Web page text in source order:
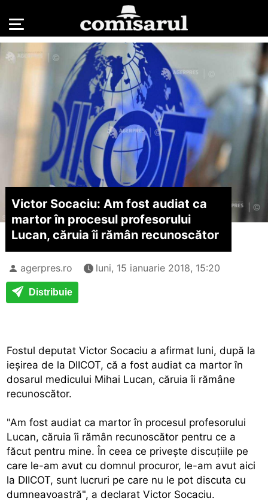
Victor Socaciu: Am fost audiat ca
martor în procesul profesorului
Lucan, căruia îi rămân recunoscător
agerpres.ro luni, 15 ianuarie 2018, 15:20
Distribuie
Fostul deputat Victor Socaciu a afirmat luni, după la
ieşirea de la DIICOT, că a fost audiat ca martor în
dosarul medicului Mihai Lucan, căruia îi rămâne
recunoscător.
"Am fost audiat ca martor în procesul profesorului
Lucan, căruia îi rămân recunoscător pentru ce a
făcut pentru mine. În ceea ce priveşte discuţiile pe
care le-am avut cu domnul procuror, le-am avut aici
la DIICOT, sunt lucruri pe care nu le pot discuta cu
dumneavoastră", a declarat Victor Socaciu.